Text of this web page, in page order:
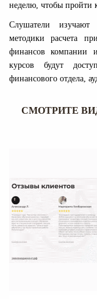
неделю, чтобы пройти
Слушатели изучают
методики расчета
финансов компании
курсов будут
финансового отдела,
СМОТРИТЕ